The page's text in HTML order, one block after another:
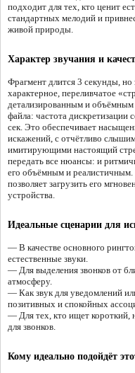
подходит для тех, кто ценит
стандартных мелодий и
живой природы.
Характер звучания и
Фрагмент длится 3 секунды, но
характерное, переливчатое
детализированным и объёмным
файла: частота
сек. Это обеспечивает
искажений, с отчётливо
имитирующими настоящий
передать все нюансы: и
его объёмным и
позволяет загрузить его
устройства.
Идеальные сценарии для
— В качестве основного
естественные звуки.
— Для выделения звонков от
атмосферу.
— Как звук для уведомлений
позитивных и спокойных
— Для тех, кто ищет
для звонков.
Кому идеально подойдёт